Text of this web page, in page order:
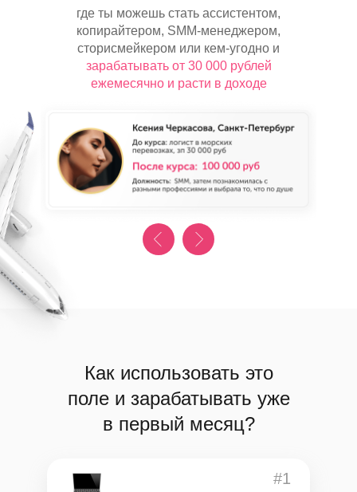
где ты можешь стать ассистентом,
копирайтером, SMM-менеджером,
сторисмейкером или кем-угодно и
зарабатывать от 30 000 рублей
ежемесячно и расти в доходе
Как использовать это
поле и зарабатывать уже
в первый месяц?
#1